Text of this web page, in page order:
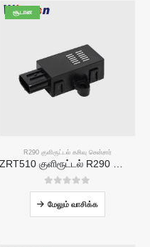
சூடான
R290 குளிரூட்டல் கசிவு சென்சார்
05 இல்
மேலும் வாசிக்க